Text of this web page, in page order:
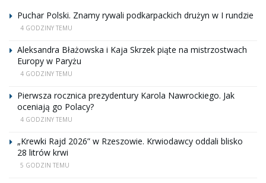
Puchar Polski. Znamy rywali podkarpackich drużyn w I rundzie
4 GODZINY TEMU
Aleksandra Błażowska i Kaja Skrzek piąte na mistrzostwach
Europy w Paryżu
4 GODZINY TEMU
Pierwsza rocznica prezydentury Karola Nawrockiego. Jak
oceniają go Polacy?
4 GODZINY TEMU
„Krewki Rajd 2026” w Rzeszowie. Krwiodawcy oddali blisko
28 litrów krwi
5 GODZIN TEMU